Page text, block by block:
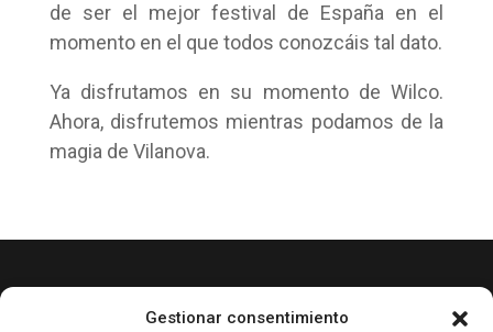
Gestionar consentimiento
de ser el mejor festival de España en el
momento en el que todos conozcáis tal dato.
Ya disfrutamos en su momento de Wilco.
Ahora, disfrutemos mientras podamos de la
magia de Vilanova.
Política de privacidad
Política de Cookies